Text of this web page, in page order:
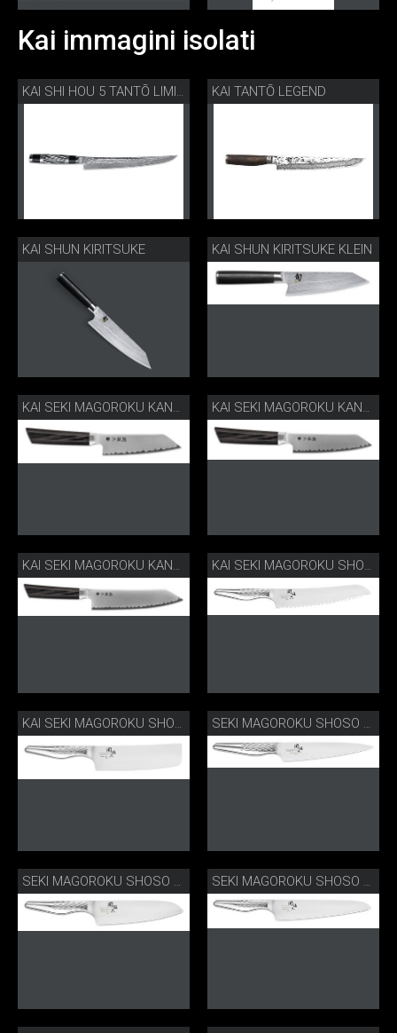
Kai immagini isolati
KAI SHI HOU 5 TANTŌ LIMITED KAI TANTŌ LEGEND
KAI SHUN KIRITSUKE KAI SHUN KIRITSUKE KLEIN
KAI SEKI MAGOROKU KANAME 12 CM KAI SEKI MAGOROKU KANAME 15 CM